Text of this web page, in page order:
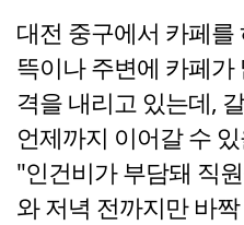
대전 중구에서 카페를
뜩이나 주변에 카페
격을 내리고 있는데,
언제까지 이어갈 수
"인건비가 부담돼 직
와 저녁 전까지만 바